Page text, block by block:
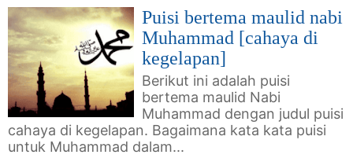
Puisi bertema maulid nabi
Muhammad [cahaya di
kegelapan]
Berikut ini adalah puisi
bertema maulid Nabi
Muhammad dengan judul puisi
cahaya di kegelapan. Bagaimana kata kata puisi
untuk Muhammad dalam...